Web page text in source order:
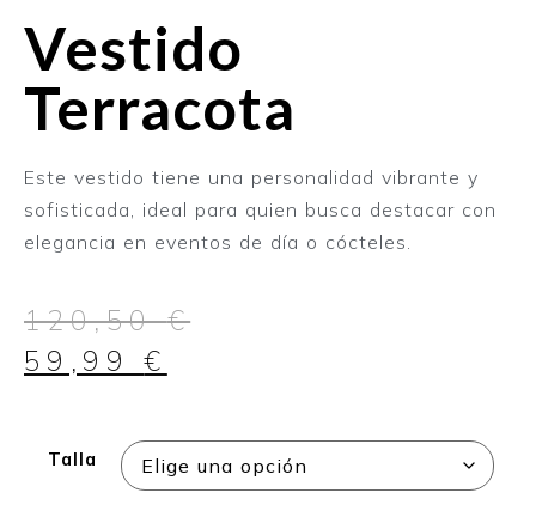
Vestido
Terracota
Este vestido tiene una personalidad vibrante y
sofisticada, ideal para quien busca destacar con
elegancia en eventos de día o cócteles.
120,50€
59,99€
Talla